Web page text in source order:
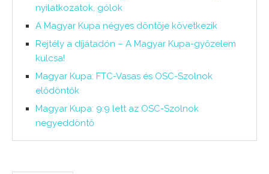
nyilatkozatok, gólok
A Magyar Kupa négyes döntője következik
Rejtély a díjátadón – A Magyar Kupa-győzelem
kulcsa!
Magyar Kupa: FTC-Vasas és OSC-Szolnok
elődöntők
Magyar Kupa: 9:9 lett az OSC-Szolnok
negyeddöntő